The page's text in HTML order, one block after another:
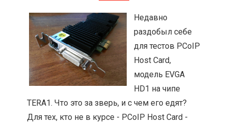
Недавно
раздобыл себе
для тестов PCoIP
Host Card,
модель EVGA
HD1 на чипе
TERA1. Что это за зверь, и с чем его едят?
Для тех, кто не в курсе - PCoIP Host Card -